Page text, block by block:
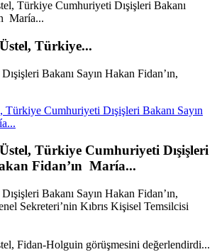
Türkiye...
Bakanı Sayın Hakan Fidan’ın,
Cumhuriyeti Dışişleri Bakanı Sayın
Türkiye Cumhuriyeti Dışişleri
Fidan’ın María...
Bakanı Sayın Hakan Fidan’ın,
Sekreteri’nin Kıbrıs Kişisel Temsilcisi